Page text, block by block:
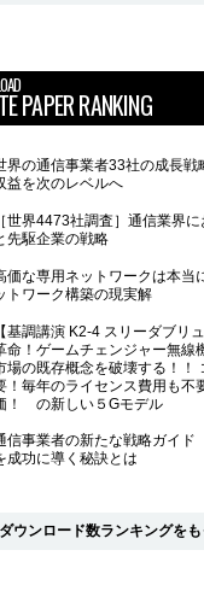
PAPER RANKING
界の通信事業者33社の成長戦
益を次のレベルへ
［世界4473社調査］通信業界
先駆企業の戦略
価な専用ネットワークは本当
トワーク構築の現実解
【基調講演 K2-4 スリーダブリ
命！ゲームチェンジャー無線
場の既存概念を破壊する！！
！毎年のライセンス費用も不
！ の新しい５Gモデル
信事業者の新たな戦略ガイ
成功に導く秘訣とは
ダウンロード数ランキングを